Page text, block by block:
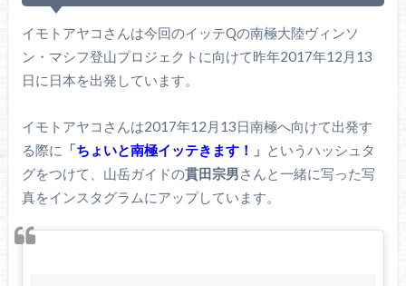
イモトアヤコさんは今回のイッテQの南極大陸ヴィンソ
ン・マシフ登山プロジェクトに向けて昨年2017年12月13
日に日本を出発しています。
イモトアヤコさんは2017年12月13日南極へ向けて出発す
る際に 「ちょいと南極イッテきます！ 」 というハッシュタ
グをつけて、山岳ガイドの貫田宗男さんと一緒に写った写
真をインスタグラムにアップしています。